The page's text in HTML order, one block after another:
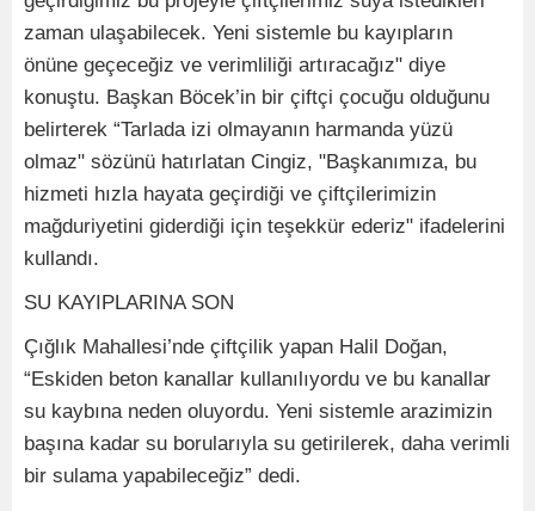
zaman ulaşabilecek. Yeni sistemle bu kayıpların
önüne geçeceğiz ve verimliliği artıracağız" diye
konuştu. Başkan Böcek’in bir çiftçi çocuğu olduğunu
belirterek “Tarlada izi olmayanın harmanda yüzü
olmaz" sözünü hatırlatan Cingiz, "Başkanımıza, bu
hizmeti hızla hayata geçirdiği ve çiftçilerimizin
mağduriyetini giderdiği için teşekkür ederiz" ifadelerini
kullandı.
SU KAYIPLARINA SON
Çığlık Mahallesi’nde çiftçilik yapan Halil Doğan,
“Eskiden beton kanallar kullanılıyordu ve bu kanallar
su kaybına neden oluyordu. Yeni sistemle arazimizin
başına kadar su borularıyla su getirilerek, daha verimli
bir sulama yapabileceğiz” dedi.